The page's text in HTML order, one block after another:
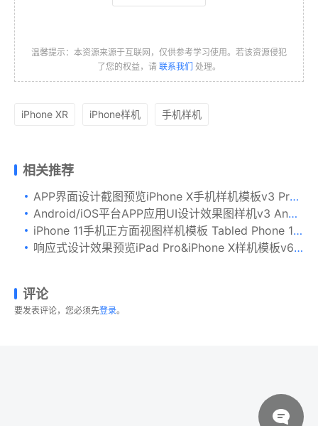
温馨提示：本资源来源于互联网，仅供参考学习使用。若该资源侵犯
了您的权益，请 联系我们 处理。
iPhone XR iPhone样机 手机样机
相关推荐
APP界面设计截图预览iPhone X手机样机模板v3 Presentation Kit – iPhone showcase Mockup
Android/iOS平台APP应用UI设计效果图样机v3 Android & iOS Mockup V.3
iPhone 11手机正方面视图样机模板 Tabled Phone 11 Front & Back PSD Mock-up
响应式设计效果预览iPad Pro&iPhone X样机模板v6 New iPad Pro & iPhone X Responsive Mockups Vol 06
评论
要发表评论，您必须先登录。